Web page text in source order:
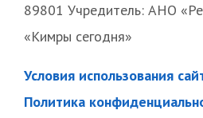
89801 Учредитель: АНО
«Кимры сегодня»
Условия использования
Политика